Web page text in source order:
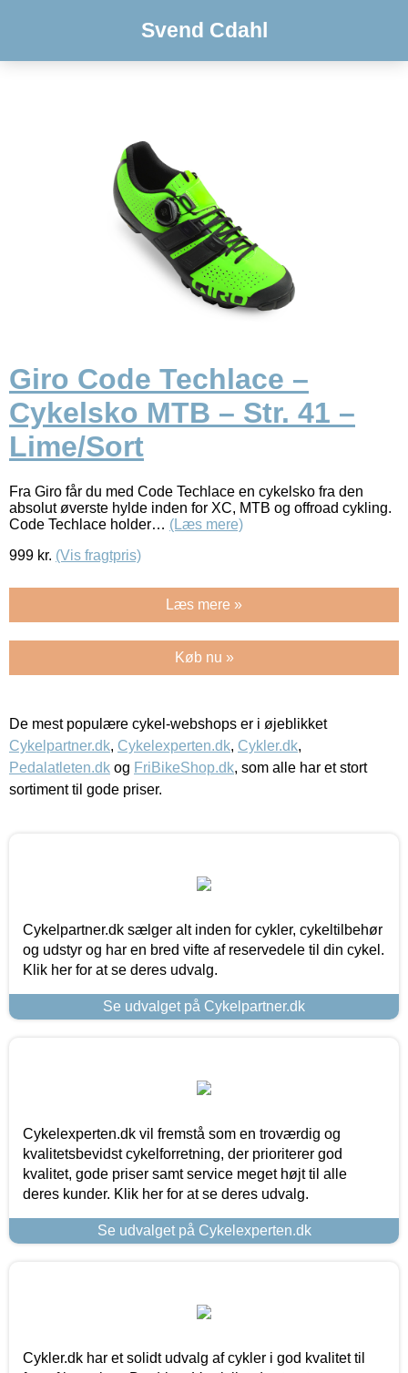
Svend Cdahl
Giro Code Techlace –
Cykelsko MTB – Str. 41 –
Lime/Sort
Fra Giro får du med Code Techlace en cykelsko fra den
absolut øverste hylde inden for XC, MTB og offroad cykling.
Code Techlace holder… (Læs mere)
999 kr. (Vis fragtpris)
Læs mere »
Køb nu »
De mest populære cykel-webshops er i øjeblikket
Cykelpartner.dk, Cykelexperten.dk, Cykler.dk,
Pedalatleten.dk og FriBikeShop.dk, som alle har et stort
sortiment til gode priser.
Cykelpartner.dk sælger alt inden for cykler, cykeltilbehør
og udstyr og har en bred vifte af reservedele til din cykel.
Klik her for at se deres udvalg.
Se udvalget på Cykelpartner.dk
Cykelexperten.dk vil fremstå som en troværdig og
kvalitetsbevidst cykelforretning, der prioriterer god
kvalitet, gode priser samt service meget højt til alle
deres kunder. Klik her for at se deres udvalg.
Se udvalget på Cykelexperten.dk
Cykler.dk har et solidt udvalg af cykler i god kvalitet til